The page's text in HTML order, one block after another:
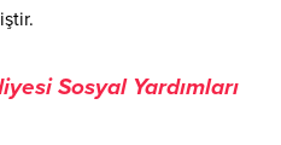
Sosyal Yardımları